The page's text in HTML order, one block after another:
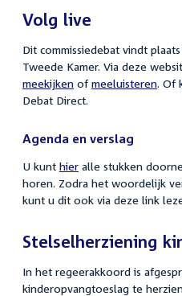
Volg live
Dit commissiedebat vindt
Tweede Kamer. Via deze
meekijken of meeluisteren. Of
Debat Direct.
Agenda en verslag
U kunt hier alle stukken
horen. Zodra het woordelijk
kunt u dit ook via deze link
Stelselherziening
In het regeerakkoord is
kinderopvangtoeslag te